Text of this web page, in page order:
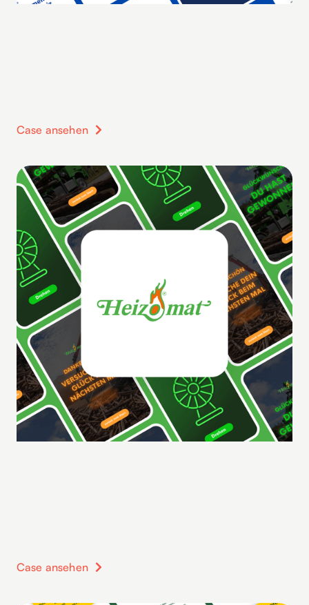
Case ansehen 
Case ansehen 